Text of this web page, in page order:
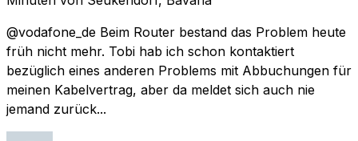
@vodafone_de Beim Router bestand das Problem heute
früh nicht mehr. Tobi hab ich schon kontaktiert
bezüglich eines anderen Problems mit Abbuchungen für
meinen Kabelvertrag, aber da meldet sich auch nie
jemand zurück...